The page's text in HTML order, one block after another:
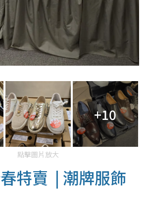
+10
點擊圖片放大
特賣 | 潮牌服飾